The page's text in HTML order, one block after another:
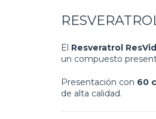
El Resveratrol
un compuesto
Presentación con 60
de alta calidad.